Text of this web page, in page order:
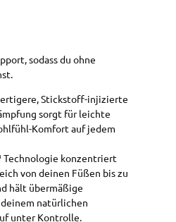
sodass du ohne
Stickstoff-injizierte
sorgt für leichte
Komfort auf jedem
Technologie konzentriert
von deinen Füßen bis zu
hält übermäßige
natürlichen
unter Kontrolle.